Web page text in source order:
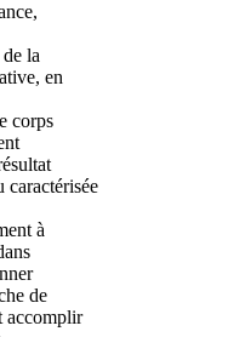
la
en
corps
caractérisée
à
de
accomplir